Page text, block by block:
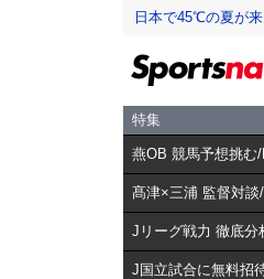
日本で45℃の夏が
特集
燕OB 競馬予想挑む
髙津×三浦 監督対談
Jリーグ戦力 徹底分
J国立試合に無料招